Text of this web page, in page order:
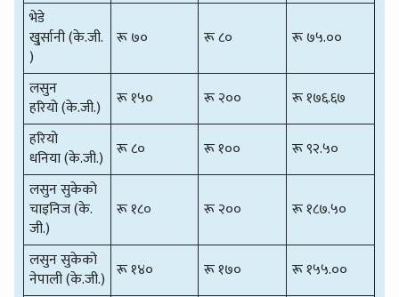
भेडे
खु्र्सानी (के.जी.
)
रू ७० रू ८० रू ७५.००
लसुन
हरियो (के.जी.)
रू १५० रू २००
रू १७६.६७
हरियो
धनिया (के.जी.) रू ८० रू १००
रू ९२.५०
लसुन सुकेको
चाइनिज (के.
जी.)
रू १८० रू २०० रू १८७.५०
लसुन सुकेको
नेपाली (के.जी.) रू १४० रू १७०
रू १५५.००